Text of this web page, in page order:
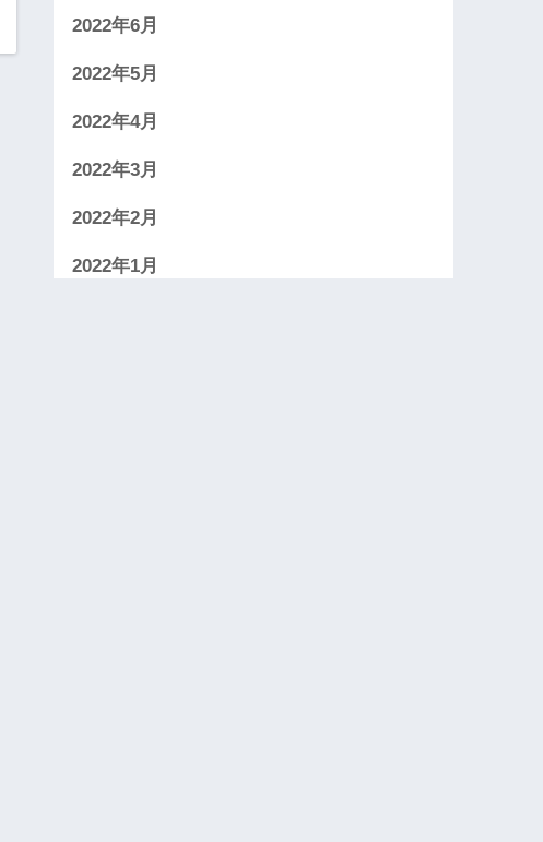
2022年6月
2022年5月
2022年4月
2022年3月
2022年2月
2022年1月